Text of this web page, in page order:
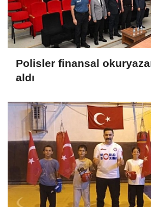
Polisler finansal
aldı